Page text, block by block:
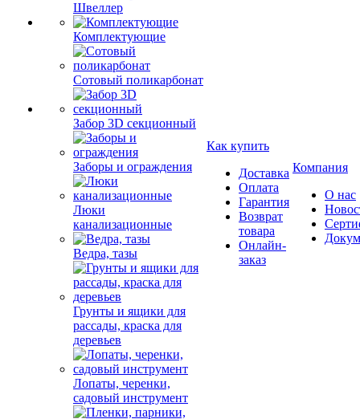
Швеллер
Комплектующие
Сотовый поликарбонат
Забор 3D секционный
Заборы и ограждения
Люки
канализационные
Ведра, тазы
Грунты и ящики для
рассады, краска для
деревьев
Лопаты, черенки,
садовый инструмент
Как купить
Доставка
Оплата
Гарантия
Возврат
товара
Онлайн-
заказ
Компания
О нас